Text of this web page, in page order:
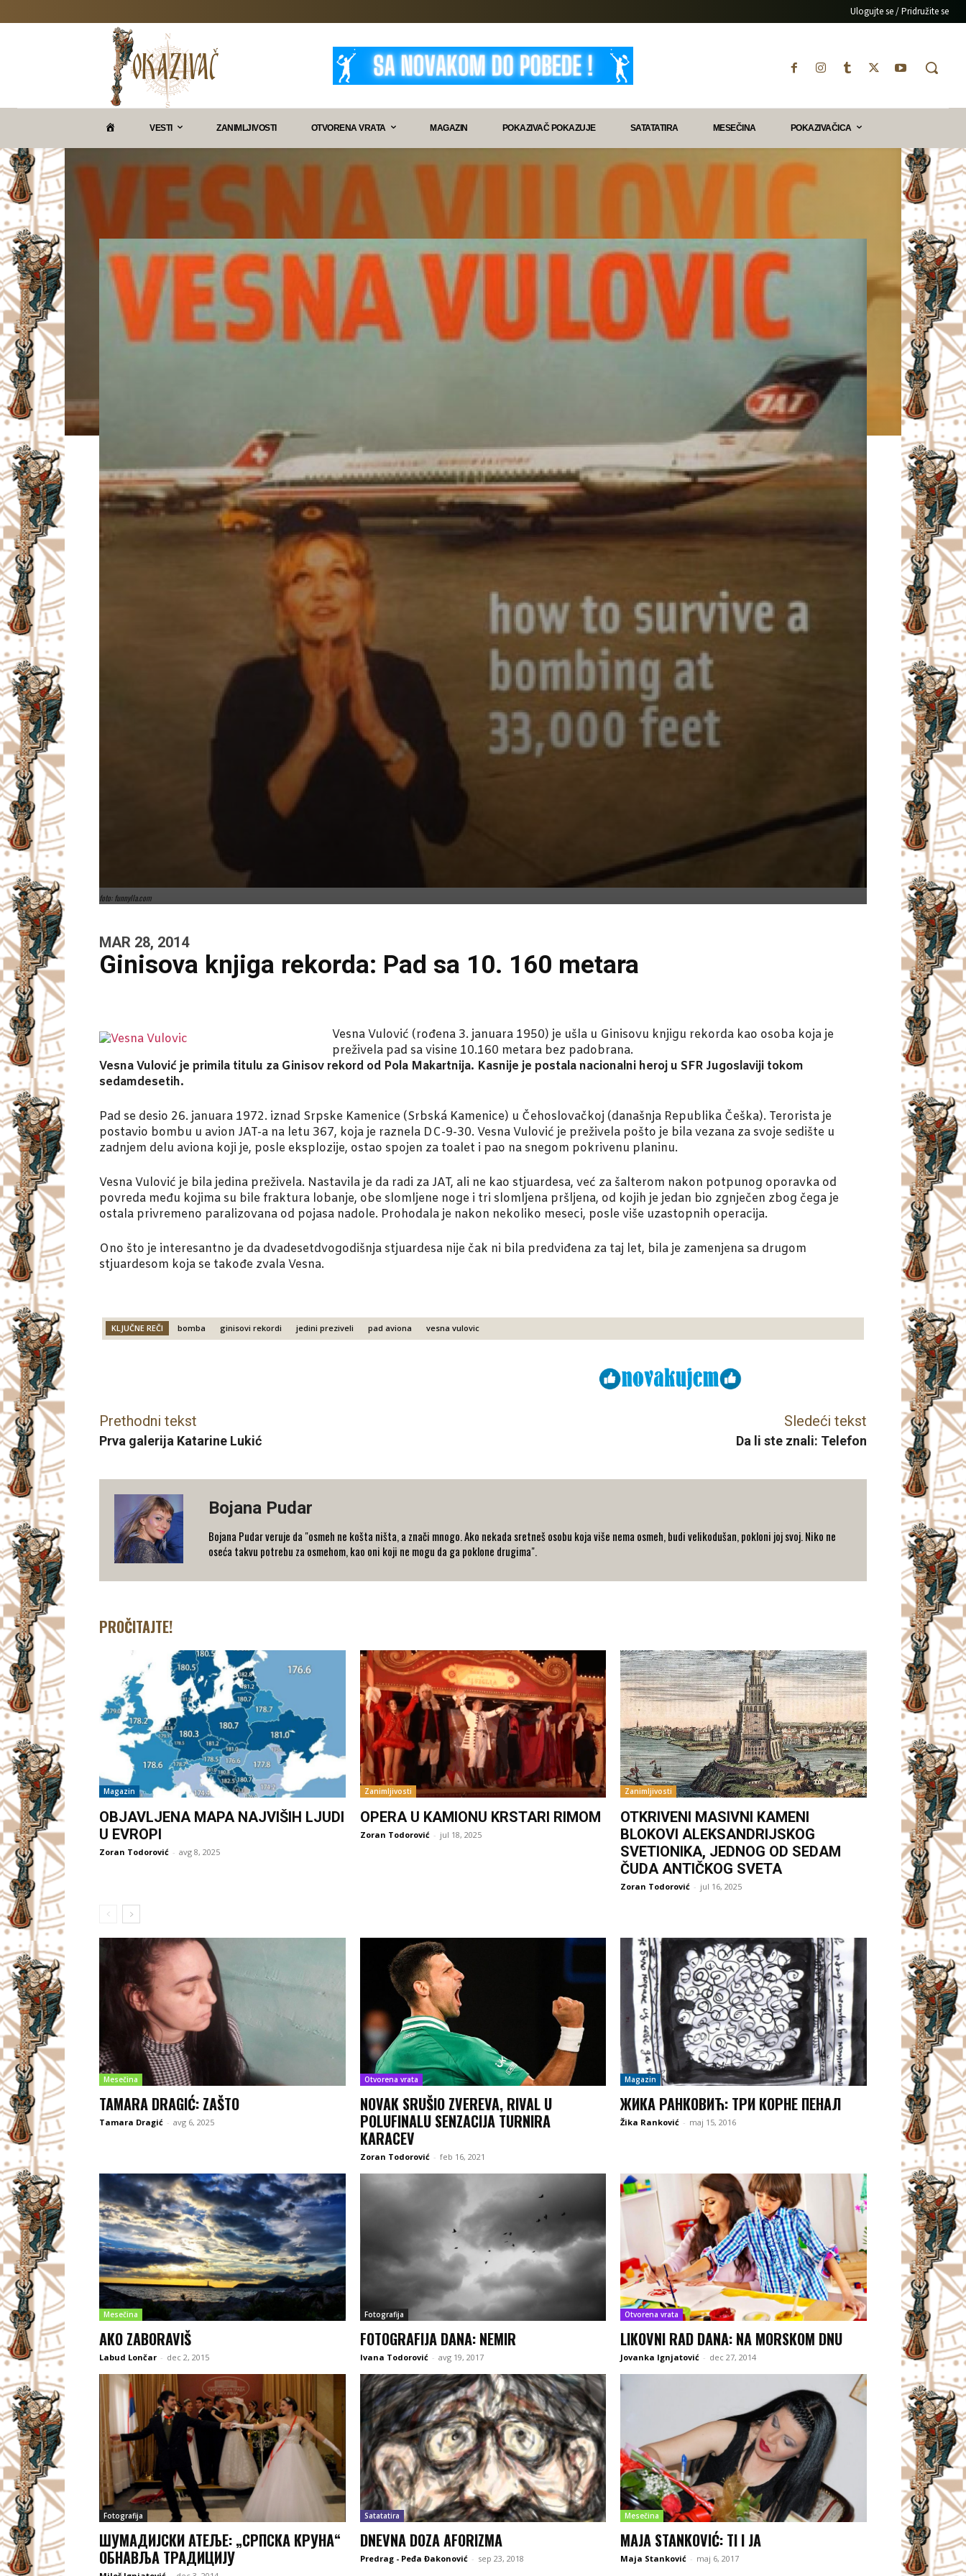
Ulogujte se / Pridružite se
Z
VESTI ZANIMLJIVOSTI OTVORENA VRATA MAGAZIN POKAZIVAČ POKAZUJE SATATATIRA MESEČINA POKAZIVAČICA
foto: funnylla.com
MAR 28, 2014
Ginisova knjiga rekorda: Pad sa 10. 160 metara
Vesna Vulović (rođena 3. januara 1950) je ušla u Ginisovu knjigu rekorda kao osoba koja je
preživela pad sa visine 10.160 metara bez padobrana.
Vesna Vulović je primila titulu za Ginisov rekord od Pola Makartnija. Kasnije je postala nacionalni heroj u SFR Jugoslaviji tokom
sedamdesetih.
Pad se desio 26. januara 1972. iznad Srpske Kamenice (Srbská Kamenice) u Čehoslovačkoj (današnja Republika Češka). Terorista je
postavio bombu u avion JAT-a na letu 367, koja je raznela DC-9-30. Vesna Vulović je preživela pošto je bila vezana za svoje sedište u
zadnjem delu aviona koji je, posle eksplozije, ostao spojen za toalet i pao na snegom pokrivenu planinu.
Vesna Vulović je bila jedina preživela. Nastavila je da radi za JAT, ali ne kao stjuardesa, već za šalterom nakon potpunog oporavka od
povreda među kojima su bile fraktura lobanje, obe slomljene noge i tri slomljena pršljena, od kojih je jedan bio zgnječen zbog čega je
ostala privremeno paralizovana od pojasa nadole. Prohodala je nakon nekoliko meseci, posle više uzastopnih operacija.
Ono što je interesantno je da dvadesetdvogodišnja stjuardesa nije čak ni bila predviđena za taj let, bila je zamenjena sa drugom
stjuardesom koja se takođe zvala Vesna.
KLJUČNE REČI bomba ginisovi rekordi jedini preziveli pad aviona vesna vulovic
Prethodni tekst
Prva galerija Katarine Lukić
Sledeći tekst
Da li ste znali: Telefon
Bojana Pudar
Bojana Pudar veruje da "osmeh ne košta ništa, a znači mnogo. Ako nekada sretneš osobu koja više nema osmeh, budi velikodušan, pokloni joj svoj. Niko ne
oseća takvu potrebu za osmehom, kao oni koji ne mogu da ga poklone drugima".
PROČITAJTE!
Magazin
OBJAVLJENA MAPA NAJVIŠIH LJUDI
U EVROPI
Zoran Todorović - avg 8, 2025
Zanimljivosti
OPERA U KAMIONU KRSTARI RIMOM
Zoran Todorović - jul 18, 2025
Zanimljivosti
OTKRIVENI MASIVNI KAMENI
BLOKOVI ALEKSANDRIJSKOG
SVETIONIKA, JEDNOG OD SEDAM
ČUDA ANTIČKOG SVETA
Zoran Todorović - jul 16, 2025
Mesečina
TAMARA DRAGIĆ: ZAŠTO
Tamara Dragić - avg 6, 2025
Otvorena vrata
NOVAK SRUŠIO ZVEREVA, RIVAL U
POLUFINALU SENZACIJA TURNIRA
KARACEV
Zoran Todorović - feb 16, 2021
Magazin
ЖИКА РАНКОВИЋ: ТРИ КОРНЕ ПЕНАЛ
Žika Ranković - maj 15, 2016
Mesečina
AKO ZABORAVIŠ
Labud Lončar - dec 2, 2015
Fotografija
FOTOGRAFIJA DANA: NEMIR
Ivana Todorović - avg 19, 2017
Otvorena vrata
LIKOVNI RAD DANA: NA MORSKOM DNU
Jovanka Ignjatović - dec 27, 2014
Fotografija
ШУМАДИЈСКИ АТЕЉЕ: „СРПСКА КРУНА“
ОБНАВЉА ТРАДИЦИЈУ
Satatatira
DNEVNA DOZA AFORIZMA
Predrag - Peđa Đakonović - sep 23, 2018
Mesečina
MAJA STANKOVIĆ: TI I JA
Maja Stanković - maj 6, 2017